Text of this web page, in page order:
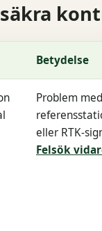
Betydelse
Problem
eller RTK-
Felsök